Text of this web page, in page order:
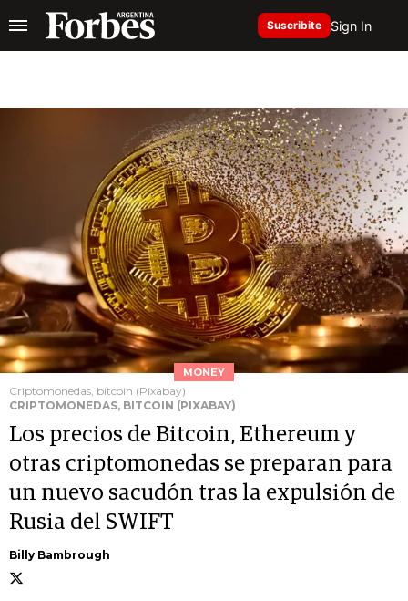
Suscribite Sign In
MONEY
Criptomonedas, bitcoin (Pixabay)
CRIPTOMONEDAS, BITCOIN (PIXABAY)
Los precios de Bitcoin, Ethereum y
otras criptomonedas se preparan para
un nuevo sacudón tras la expulsión de
Rusia del SWIFT
Billy Bambrough